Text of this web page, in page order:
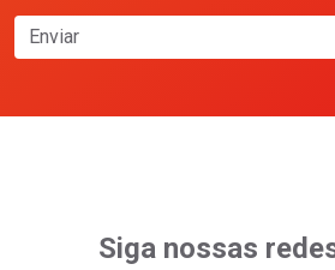
Enviar
Siga nossas